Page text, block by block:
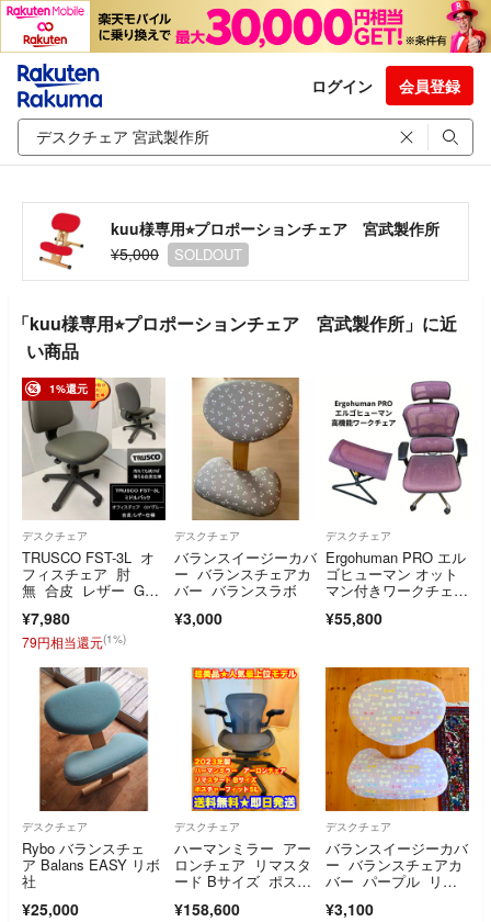
ログイン 会員登録
kuu様専用⭐︎プロポーションチェア 宮武製作所
¥5,000
SOLDOUT
「kuu様専用⭐︎プロポーションチェア 宮武製作所」に近
い商品
1%還元
デスクチェア
TRUSCO FST-3L オ
フィスチェア 肘
無 合皮 レザー GY
あり処分 ta282
¥7,980
79円相当還元(1%)
デスクチェア
バランスイージーカバ
ー バランスチェアカ
バー バランスラボ
¥3,000
デスクチェア
Ergohuman PRO エル
ゴヒューマン オット
マン付きワークチェ
¥55,800
デスクチェア
Rybo バランスチェ
ア Balans EASY リボ
社
¥25,000
デスクチェア
ハーマンミラー アー
ロンチェア リマスタ
ード Bサイズ ポスチ
¥158,600
デスクチェア
バランスイージーカバ
ー バランスチェアカ
バー パープル リボ
¥3,100